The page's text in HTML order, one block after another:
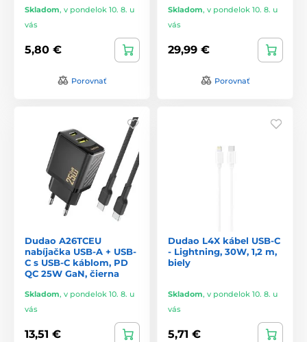
Skladom, v pondelok 10. 8. u
vás
5,80 €
Porovnať
Skladom, v pondelok 10. 8. u
vás
29,99 €
Porovnať
Dudao A26TCEU
nabíjačka USB-A + USB-
C s USB-C káblom, PD
QC 25W GaN, čierna
Skladom, v pondelok 10. 8. u
vás
13,51 €
Dudao L4X kábel USB-C
- Lightning, 30W, 1,2 m,
biely
Skladom, v pondelok 10. 8. u
vás
5,71 €